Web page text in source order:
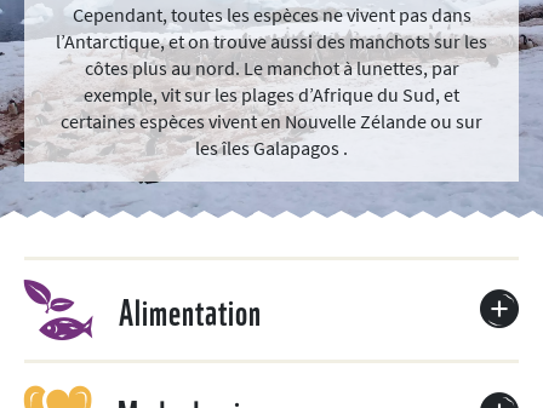
Cependant, toutes les espèces ne vivent pas dans
l’Antarctique, et on trouve aussi des manchots sur les
côtes plus au nord. Le manchot à lunettes, par
exemple, vit sur les plages d’Afrique du Sud, et
certaines espèces vivent en Nouvelle Zélande ou sur
les îles Galapagos .
Alimentation